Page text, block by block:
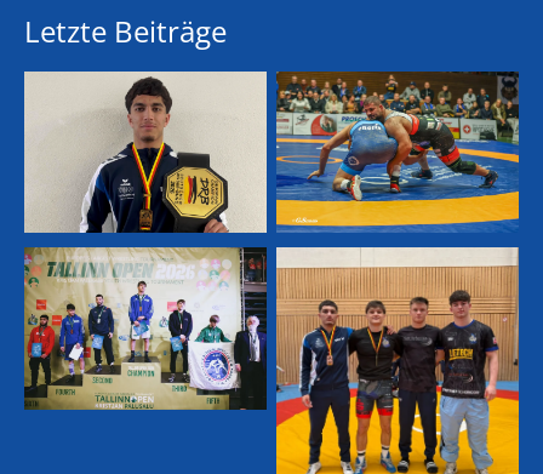
Letzte Beiträge